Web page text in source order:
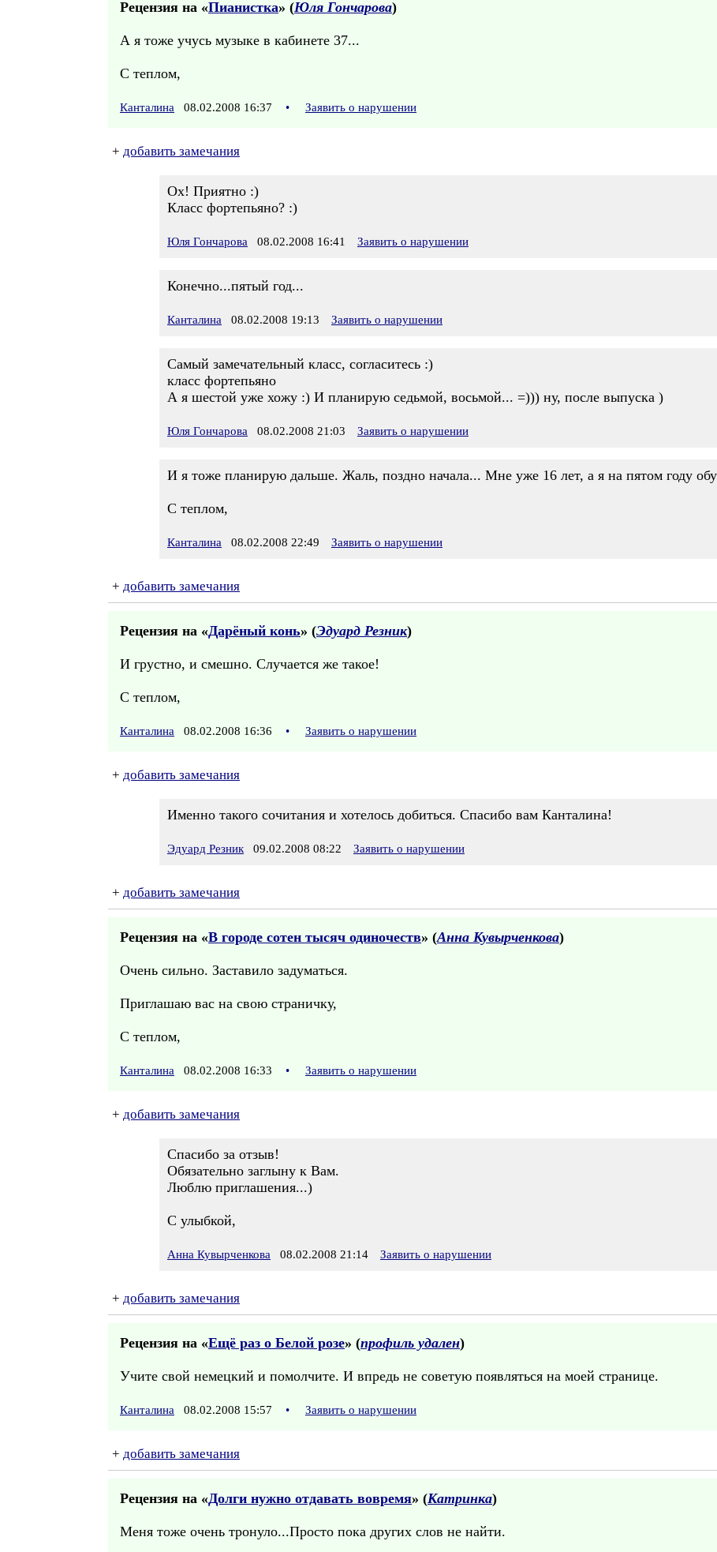
Рецензия на «Пианистка» (Юля Гончарова)
А я тоже учусь музыке в кабинете 37...
С теплом,
Канталина 08.02.2008 16:37 • Заявить о нарушении
+ добавить замечания
Ох! Приятно :)
Класс фортепьяно? :)
Юля Гончарова 08.02.2008 16:41 Заявить о нарушении
Конечно...пятый год...
Канталина 08.02.2008 19:13 Заявить о нарушении
Самый замечательный класс, согласитесь :)
класс фортепьяно
А я шестой уже хожу :) И планирую седьмой, восьмой... =))) ну, после выпуска )
Юля Гончарова 08.02.2008 21:03 Заявить о нарушении
И я тоже планирую дальше. Жаль, поздно начала... Мне уже 16 лет, а я на пятом году
С теплом,
Канталина 08.02.2008 22:49 Заявить о нарушении
+ добавить замечания
Рецензия на «Дарёный конь» (Эдуард Резник)
И грустно, и смешно. Случается же такое!
С теплом,
Канталина 08.02.2008 16:36 • Заявить о нарушении
+ добавить замечания
Именно такого сочитания и хотелось добиться. Спасибо вам Канталина!
Эдуард Резник 09.02.2008 08:22 Заявить о нарушении
+ добавить замечания
Рецензия на «В городе сотен тысяч одиночеств» (Анна Кувырченкова)
Очень сильно. Заставило задуматься.
Приглашаю вас на свою страничку,
С теплом,
Канталина 08.02.2008 16:33 • Заявить о нарушении
+ добавить замечания
Спасибо за отзыв!
Обязательно заглыну к Вам.
Люблю приглашения...)
С улыбкой,
Анна Кувырченкова 08.02.2008 21:14 Заявить о нарушении
+ добавить замечания
Рецензия на «Ещё раз о Белой розе» (профиль удален)
Учите свой немецкий и помолчите. И впредь не советую появляться на моей странице.
Канталина 08.02.2008 15:57 • Заявить о нарушении
+ добавить замечания
Рецензия на «Долги нужно отдавать вовремя» (Катринка)
Меня тоже очень тронуло...Просто пока других слов не найти.